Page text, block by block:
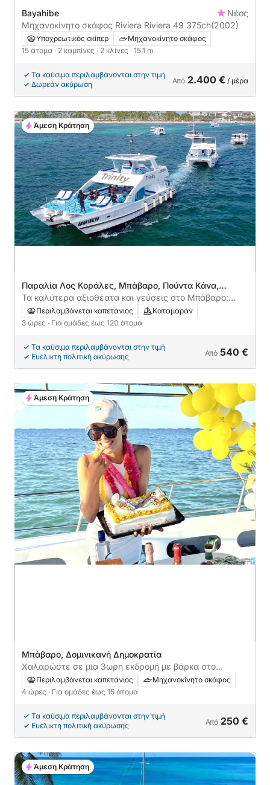
Bayahibe
Νέος
Μηχανοκίνητο σκάφος Riviera Riviera 49 375ch(2002)
Υποχρεωτικός σκίπερ
Μηχανοκίνητο σκάφος
15 άτομα · 2 καμπίνες · 2 κλίνες · 15.1 m
Τα καύσιμα περιλαμβάνονται στην τιμή
Δωρεάν ακύρωση
Από 2.400 € / μέρα
Παραλία Λος Κοράλες, Μπάβαρο, Πούντα Κάνα,
Δομινικανή Δημοκρατία
Τα καλύτερα αξιοθέατα και γεύσεις στο Μπάβαρο:
3ωρη all-inclusive θαλάσσια περιπέτεια
Περιλαμβάνεται καπετάνιος
Καταμαράν
3 ώρες · Για ομάδες έως 120 άτομα
Τα καύσιμα περιλαμβάνονται στην τιμή
Ευέλικτη πολιτική ακύρωσης
Από 540 €
Άμεση Κράτηση
Μπάβαρο, Δομινικανή Δημοκρατία
Χαλαρώστε σε μια 3ωρη εκδρομή με βάρκα στο
Μπάβαρο
Περιλαμβάνεται καπετάνιος
Μηχανοκίνητο σκάφος
4 ώρες · Για ομάδες έως 15 άτομα
Τα καύσιμα περιλαμβάνονται στην τιμή
Ευέλικτη πολιτική ακύρωσης
Από 250 €
Άμεση Κράτηση
Άμεση Κράτηση